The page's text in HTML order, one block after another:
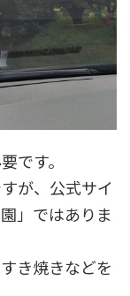
です。
が、公式サイ
」ではありま
き焼きなどを